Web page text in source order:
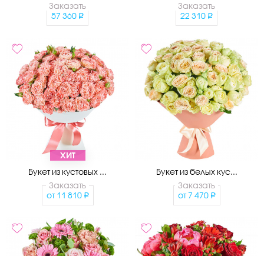
Заказать
57 360
Заказать
22 310
ХИТ
Букет из кустовых ...
Заказать
от 11 810
Букет из белых кус...
Заказать
от 7 470